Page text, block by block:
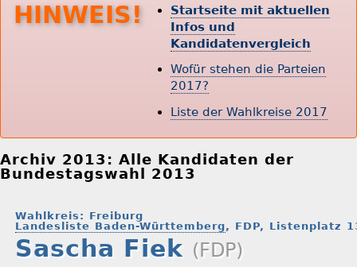
HINWEIS!
Startseite mit aktuellen
Infos und
Kandidatenvergleich
Wofür stehen die Parteien
2017?
Liste der Wahlkreise 2017
Archiv 2013: Alle Kandidaten der
Bundestagswahl 2013
Wahlkreis: Freiburg
Landesliste Baden-Württemberg, FDP, Listenplatz
Sascha Fiek (FDP)